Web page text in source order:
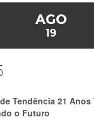
AGO
19
Tendência 21
o Futuro